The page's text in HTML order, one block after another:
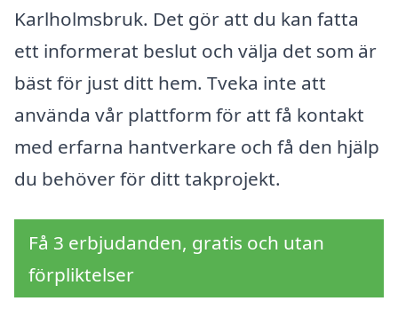
Karlholmsbruk. Det gör att du kan fatta
ett informerat beslut och välja det som är
bäst för just ditt hem. Tveka inte att
använda vår plattform för att få kontakt
med erfarna hantverkare och få den hjälp
du behöver för ditt takprojekt.
Få 3 erbjudanden, gratis och utan
förpliktelser